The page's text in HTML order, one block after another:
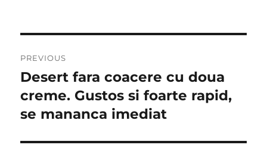
navigation
PREVIOUS
Previous
post:
Desert fara coacere cu doua
creme. Gustos si foarte rapid,
se mananca imediat